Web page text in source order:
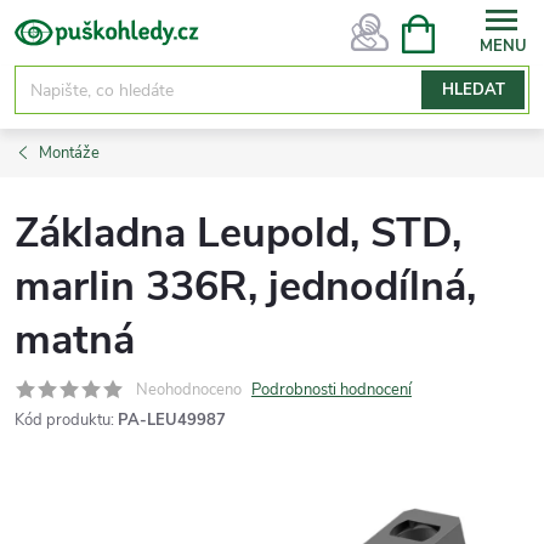
Přejít
na
obsah
HLEDAT
NÁKUPNÍ
Montáže
Základna Leupold, STD,
marlin 336R, jednodílná,
matná
Neohodnoceno Podrobnosti hodnocení
Kód produktu: PA-LEU49987